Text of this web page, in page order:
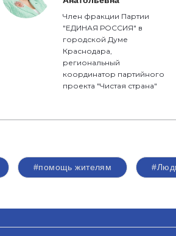
Член фракции Партии
"ЕДИНАЯ РОССИЯ" в
городской Думе
Краснодара,
региональный
координатор партийного
проекта "Чистая страна"
#помощь жителям